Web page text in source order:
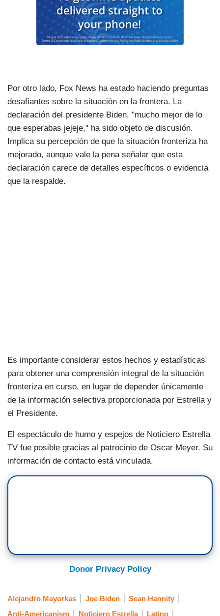
Por otro lado, Fox News ha estado haciendo preguntas
desafiantes sobre la situación en la frontera. La
declaración del presidente Biden, "mucho mejor de lo
que esperabas jejeje," ha sido objeto de discusión.
Implica su percepción de que la situación fronteriza ha
mejorado, aunque vale la pena señalar que esta
declaración carece de detalles específicos o evidencia
que la respalde.
Es importante considerar estos hechos y estadísticas
para obtener una comprensión integral de la situación
fronteriza en curso, en lugar de depender únicamente
de la información selectiva proporcionada por Estrella y
el Presidente.
El espectáculo de humo y espejos de Noticiero Estrella
TV fue posible gracias al patrocinio de Oscar Meyer. Su
información de contacto está vinculada.
Donor Privacy Policy
Alejandro Mayorkas Joe Biden
Sean Hannity
Anti-Americanism
Noticiero Estrella Latino